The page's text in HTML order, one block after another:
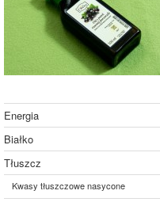
Energia
Białko
Tłuszcz
Kwasy tłuszczowe nasycone